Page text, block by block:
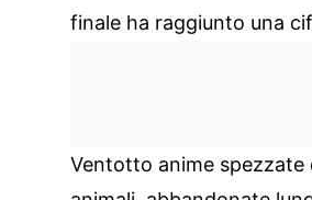
finale ha raggiunto una
Ventotto anime spezzate